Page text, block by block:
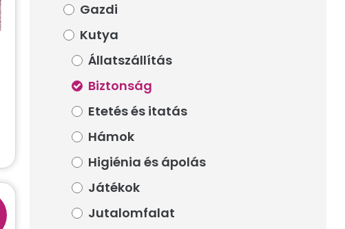
Gazdi
Kutya
Állatszállítás
Biztonság
Etetés és itatás
Hámok
Higiénia és ápolás
Játékok
Jutalomfalat
Gazdi
Kutya
Állatszállítás
Biztonság
Etetés és itatás
Hámok
Higiénia és ápolás
Játékok
Jutalomfalat